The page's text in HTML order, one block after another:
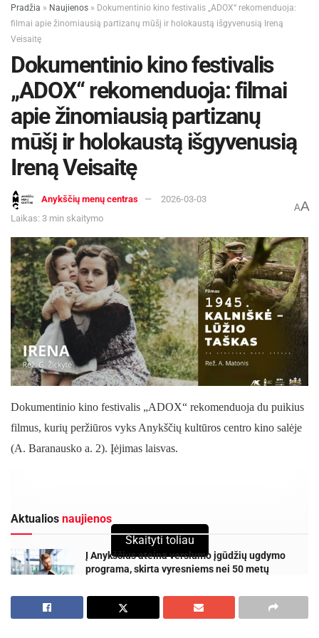
Žymos: Kauno miesto savivaldybė
Pradžia » Naujienos » Dokumentinio kino festivalis „ADOX“ rekomenduoja:
filmai apie žinomiausią partizanų mūšį ir holokaustą išgyvenusią Ireną
Veisaitę
Dokumentinio kino festivalis
„ADOX“ rekomenduoja: filmai
apie žinomiausią partizanų
mūšį ir holokaustą išgyvenusią
Ireną Veisaitę
Anykščių menų centras
2026-03-03
Laikas: 3 min skaitymo
AA
Dokumentinio kino festivalis „ADOX“ rekomenduoja du puikius
filmus, kurių peržiūros vyks Anykščių kultūros centro kino salėje
(A. Baranausko a. 2). Įėjimas laisvas.
Aktualios naujienos
Į Anykščius ateina verslumo įgūdžių ugdymo
programa, skirta vyresniems nei 50 metų
Skaityti toliau